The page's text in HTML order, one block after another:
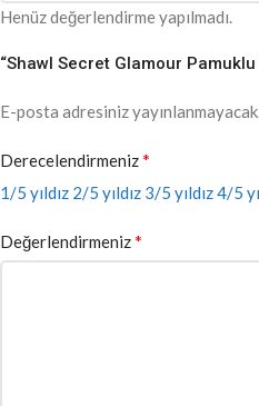
Henüz değerlendirme yapılmadı.
“Shawl Secret Glamour
E-posta adresiniz
Derecelendirmeniz*
1/5 yıldız 2/5 yıldız 3/5 yıldız4/5
Değerlendirmeniz*